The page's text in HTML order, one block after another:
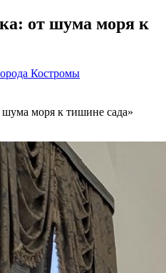
от шума моря к
Костромы
моря к тишине сада»